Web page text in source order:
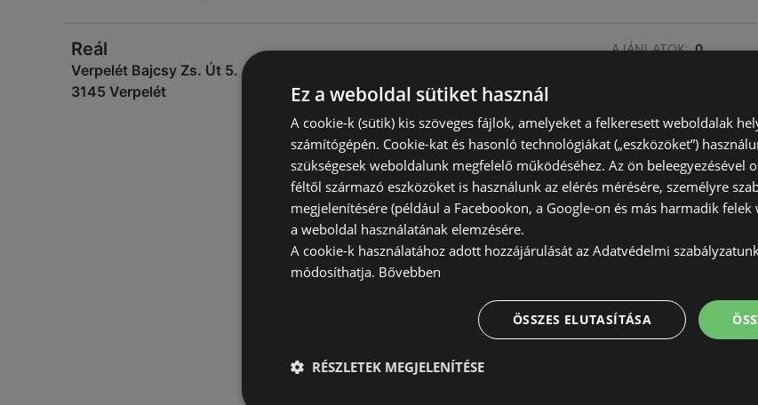
Reál
Verpelét Bajcsy Zs. Út 5.
3145 Verpelét
AJÁNLATOK: 0
Ez a weboldal sütiket használ
A cookie-k (sütik) kis szöveges fájlok, amelyeket a felkeresett weboldalak
számítógépén. Cookie-kat és hasonló technológiákat („eszközöket”)
szükségesek weboldalunk megfelelő működéséhez. Az ön beleegyezésével
féltől származó eszközöket is használunk az elérés mérésére, személyre
megjelenítésére (például a Facebookon, a Google-on és más harmadik
a weboldal használatának elemzésére.
A cookie-k használatához adott hozzájárulását az Adatvédelmi
módosíthatja. Bővebben
ÖSSZES ELUTASÍTÁSA
RÉSZLETEK MEGJELENÍTÉSE